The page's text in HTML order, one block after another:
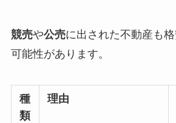
競売や公売に出された不動産も
可能性があります。
種
類
理由